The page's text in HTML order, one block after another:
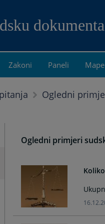
Zakoni Paneli
Ogledni
Ogledni primjeri